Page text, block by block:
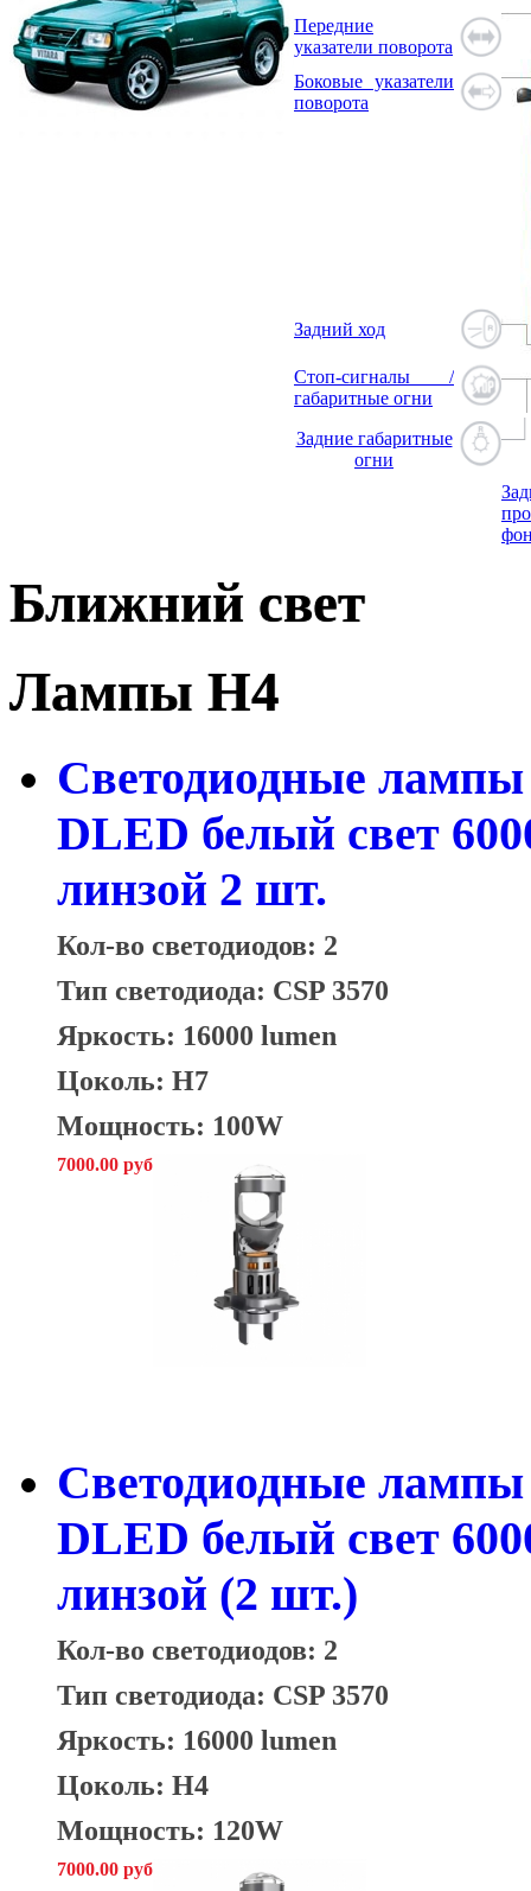
Передние
указатели поворота
Боковые указатели
поворота
Задний ход
Стоп-сигналы /
габаритные огни
Задние габаритные
огни
Ближний свет
Лампы H4
Светодиодные лампы
DLED белый свет
линзой 2 шт.
Кол-во светодиодов: 2
Тип светодиода: CSP 3570
Яркость: 16000 lumen
Цоколь: H7
Мощность: 100W
7000.00 руб
Светодиодные лампы
DLED белый свет
линзой (2 шт.)
Кол-во светодиодов: 2
Тип светодиода: CSP 3570
Яркость: 16000 lumen
Цоколь: H4
Мощность: 120W
7000.00 руб